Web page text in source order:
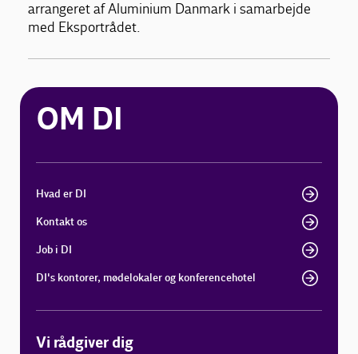
arrangeret af Aluminium Danmark i samarbejde
med Eksportrådet.
OM DI
Hvad er DI
Kontakt os
Job i DI
DI's kontorer, mødelokaler og konferencehotel
Vi rådgiver dig